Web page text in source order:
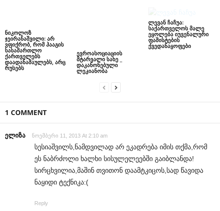
ნიკოლოზ
ჯეირანაშვილი: არ
ვფიქრობ, რომ ჰააგის
სასამართლო
ქართველებს
დაადანაშაულებს, არც
რუსებს
ევროასოციაციის
მტარვალი სახე _
დაკანონებული
ლეკიანობა
ლევან ჩაჩუა:
საქართველოს მალე
ეყოლება იუვენალური
ფაშისტების
ქვედანაყოფები
1 COMMENT
ელიზა ნოემბერი 11, 2013 At 2:10 am
სესიაშვილს,ნამდვილად არ ეკადრება იმის თქმა,რომ
ეს ნაბრძოლი ხალხი სისულელეებში გაიბლანდა!
სირცხვილია,მაშინ თვითონ დაამტკიცოს,სად წავიდა
ნაყიდი ტექნიკა:(
Reply